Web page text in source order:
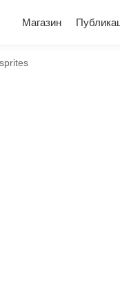
Магазин